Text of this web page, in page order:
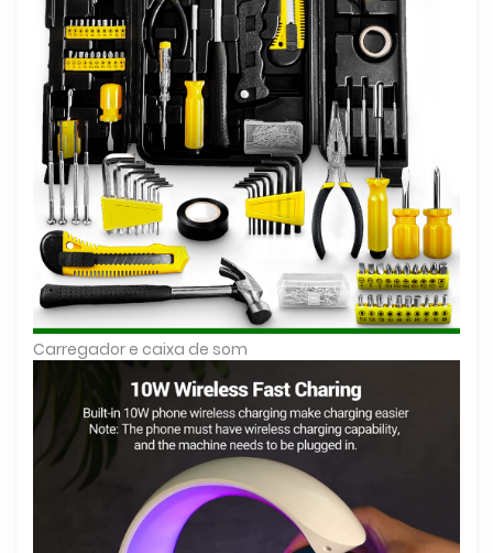
Carregador e caixa de som